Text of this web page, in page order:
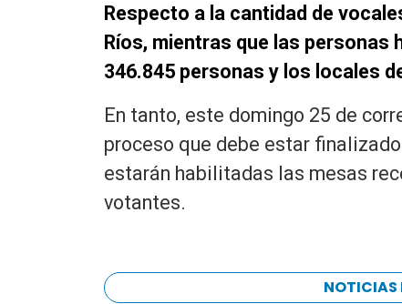
Respecto a la cantidad de
Ríos, mientras que las personas
346.845 personas y los locales
En tanto, este domingo 25 de
proceso que debe estar
estarán habilitadas las mesas
votantes.
NOTICIAS